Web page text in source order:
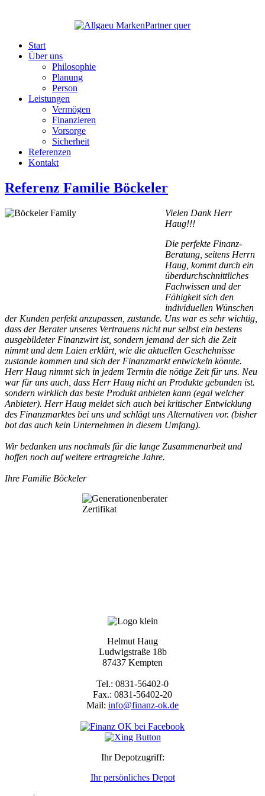
Start
Über uns
Philosophie
Planung
Person
Leistungen
Vermögen
Finanzieren
Vorsorge
Sicherheit
Referenzen
Kontakt
Referenz Familie Böckeler
Vielen Dank Herr
Haug!!!
Die perfekte Finanz-
Beratung, seitens Herrn
Haug, kommt durch ein
überdurchschnittliches
Fachwissen und der
Fähigkeit sich den
individuellen Wünschen
der Kunden perfekt anzupassen, zustande. Uns war es sehr wichtig,
dass der Berater unseres Vertrauens nicht nur selbst ein bestens
ausgebildeter Finanzwirt ist, sondern jemand der sich die Zeit
nimmt und dem Laien erklärt, wie die aktuellen Geschehnisse
zustande kommen und sich der Finanzmarkt entwickeln könnte.
Herr Haug nimmt sich in jedem Termin die nötige Zeit für uns. Neu
war für uns auch, dass Herr Haug nicht an Produkte gebunden ist.
sondern wirklich das beste Produkt anbieten kann (egal welcher
Anbieter). Herr Haug meldet sich auch bei kritischer Entwicklung
des Finanzmarktes bei uns und schlägt uns Alternativen vor. (bisher
bot das auch kein Unternehmen in diesem Umfang).
Wir bedanken uns nochmals für die lange Zusammenarbeit und
hoffen noch auf weitere ertragreiche Jahre.
Ihre Familie Böckeler
Helmut Haug
Ludwigstraße 18b
87437 Kempten
Tel.: 0831-56402-0
Fax.: 0831-56402-20
Mail: info@finanz-ok.de
Ihr Depotzugriff:
Ihr persönliches Depot